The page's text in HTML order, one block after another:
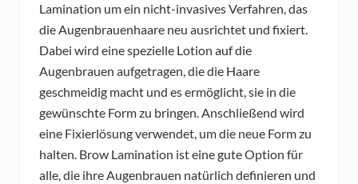
Lamination um ein nicht-invasives Verfahren, das
die Augenbrauenhaare neu ausrichtet und fixiert.
Dabei wird eine spezielle Lotion auf die
Augenbrauen aufgetragen, die die Haare
geschmeidig macht und es ermöglicht, sie in die
gewünschte Form zu bringen. Anschließend wird
eine Fixierlösung verwendet, um die neue Form zu
halten. Brow Lamination ist eine gute Option für
alle, die ihre Augenbrauen natürlich definieren und